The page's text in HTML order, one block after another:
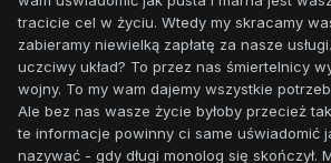
tracicie cel w życiu. Wtedy my skracamy
zabieramy niewielką zapłatę za nasze
uczciwy układ? To przez nas śmiertelnicy
wojny. To my wam dajemy wszystkie
Ale bez nas wasze życie byłoby przecież
te informacje powinny ci same uświadomić
nazywać - gdy długi monolog się skończył.